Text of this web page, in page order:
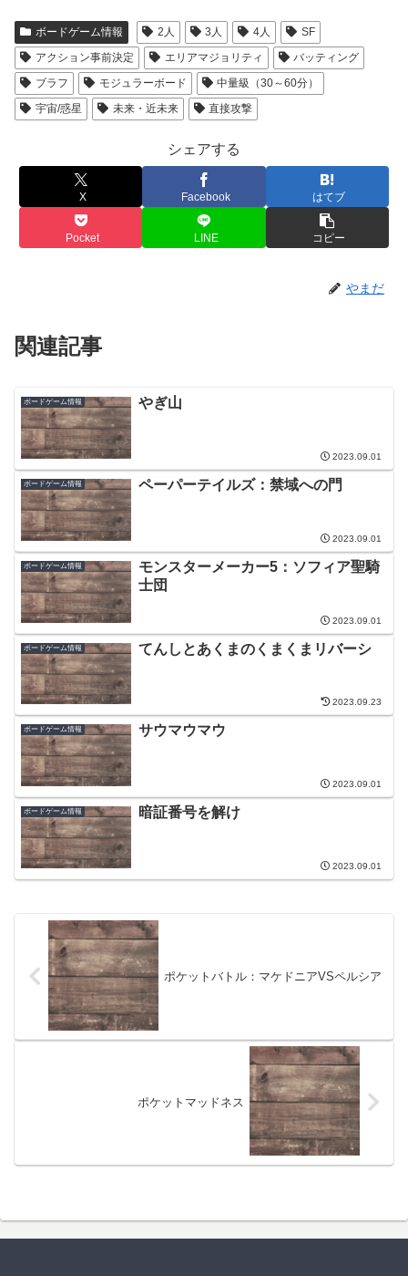
ボードゲーム情報 2人 3人 4人
SF
アクション事前決定
エリアマジョリティ
バッティング
ブラフ
モジュラーボード
中量級（30～60分）
宇宙/惑星
未来・近未来 直接攻撃
シェアする
X Facebook はてブ
Pocket LINE コピー
やまだ
関連記事
ボードゲーム情報 やぎ山
2023.09.01
ボードゲーム情報 ペーパーテイルズ：禁域への門
2023.09.01
ボードゲーム情報
モンスターメーカー5：ソフィア聖騎
士団
2023.09.01
ボードゲーム情報 てんしとあくまのくまくまリバーシ
2023.09.23
ボードゲーム情報 サウマウマウ
2023.09.01
ボードゲーム情報 暗証番号を解け
2023.09.01
ポケットバトル：マケドニアVSペルシア
ポケットマッドネス